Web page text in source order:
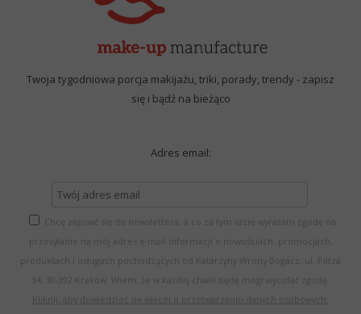
Twoja tygodniowa porcja makijażu, triki, porady, trendy - zapisz
się i bądź na bieżąco
Adres email:
Chcę zapisać się do newslettera, a co za tym idzie wyrażam zgodę na
przesyłanie na mój adres e-mail informacji o nowościach, promocjach,
produktach i usługach pochodzących od Katarzyny Wrony-Bogacz, ul. Piltza
34, 30-392 Kraków. Wiem, że w każdej chwili będę mógł wycofać zgodę.
Kliknij, aby dowiedzieć się więcej o przetwarzaniu danych osobowych.